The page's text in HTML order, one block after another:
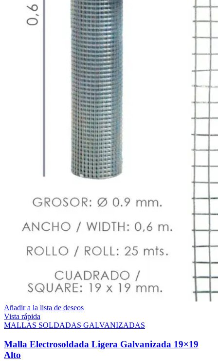
Añadir a la lista de deseos
Vista rápida
MALLAS SOLDADAS GALVANIZADAS
Malla Electrosoldada Ligera Galvanizada 19×19
Alto